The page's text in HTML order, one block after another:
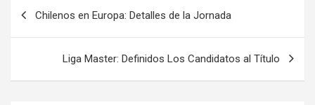
Chilenos en Europa: Detalles de la Jornada
Liga Master: Definidos Los Candidatos al Título